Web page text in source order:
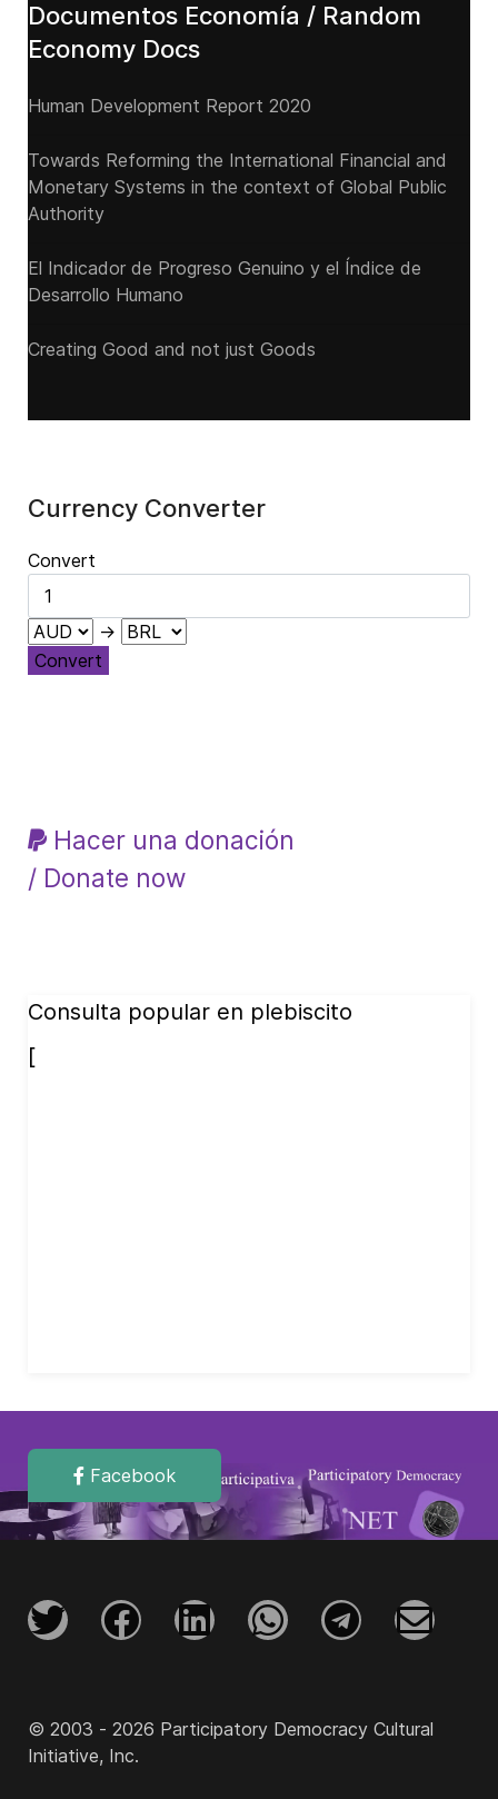
Documentos Economía / Random
Economy Docs
Human Development Report 2020
Towards Reforming the International Financial and
Monetary Systems in the context of Global Public
Authority
El Indicador de Progreso Genuino y el Índice de
Desarrollo Humano
Creating Good and not just Goods
Currency Converter
Convert
→
Convert
Hacer una donación
/ Donate now
Consulta popular en plebiscito
[
Facebook
© 2003 - 2026 Participatory Democracy Cultural
Initiative, Inc.